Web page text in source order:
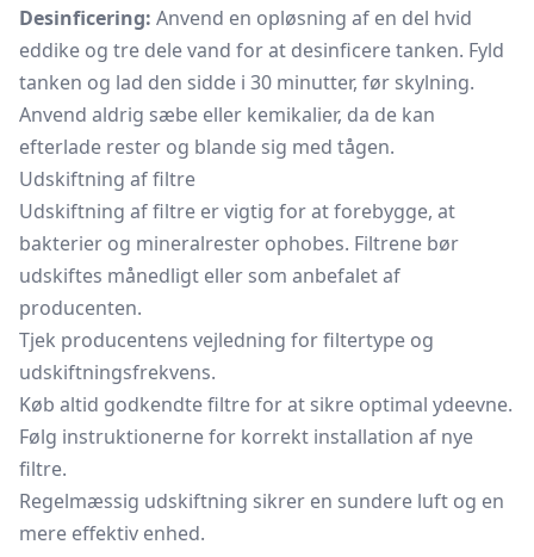
Desinficering: Anvend en opløsning af en del hvid
eddike og tre dele vand for at desinficere tanken. Fyld
tanken og lad den sidde i 30 minutter, før skylning.
Anvend aldrig sæbe eller kemikalier, da de kan
efterlade rester og blande sig med tågen.
Udskiftning af filtre
Udskiftning af filtre er vigtig for at forebygge, at
bakterier og mineralrester ophobes. Filtrene bør
udskiftes månedligt eller som anbefalet af
producenten.
Tjek producentens vejledning for filtertype og
udskiftningsfrekvens.
Køb altid godkendte filtre for at sikre optimal ydeevne.
Følg instruktionerne for korrekt installation af nye
filtre.
Regelmæssig udskiftning sikrer en sundere luft og en
mere effektiv enhed.